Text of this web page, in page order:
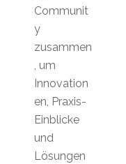
Communit
y
zusammen
, um
Innovation
en, Praxis-
Einblicke
und
Lösungen